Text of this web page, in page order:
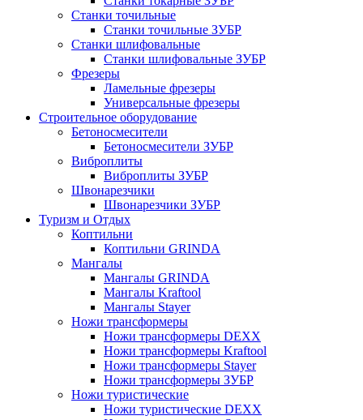
Станки точильные
Станки точильные ЗУБР
Станки шлифовальные
Станки шлифовальные ЗУБР
Фрезеры
Ламельные фрезеры
Универсальные фрезеры
Строительное оборудование
Бетоносмесители
Бетоносмесители ЗУБР
Виброплиты
Виброплиты ЗУБР
Швонарезчики
Швонарезчики ЗУБР
Туризм и Отдых
Коптильни
Коптильни GRINDA
Мангалы
Мангалы GRINDA
Мангалы Kraftool
Мангалы Stayer
Ножи трансформеры
Ножи трансформеры DEXX
Ножи трансформеры Kraftool
Ножи трансформеры Stayer
Ножи трансформеры ЗУБР
Ножи туристические
Ножи туристические DEXX